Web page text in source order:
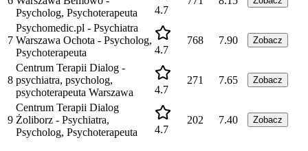
Psycholog, Psychoterapeuta
4.7
7
Psychomedic.pl - Psychiatra
Warszawa Ochota - Psycholog,
Psychoterapeuta
4.7
768 7.90 Zobacz
8
Centrum Terapii Dialog -
psychiatra, psycholog,
psychoterapeuta Warszawa
4.7
271 7.65 Zobacz
9
Centrum Terapii Dialog
Żoliborz - Psychiatra,
Psycholog, Psychoterapeuta
4.7
202 7.40 Zobacz